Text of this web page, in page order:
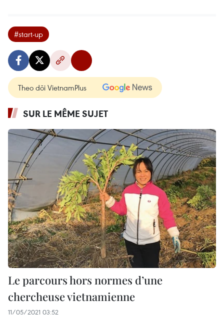
#start-up
Theo dõi VietnamPlus
SUR LE MÊME SUJET
Le parcours hors normes d’une
chercheuse vietnamienne
11/05/2021 03:52